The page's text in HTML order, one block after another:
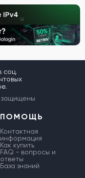
соц.
ПОМОЩЬ
Контактная
информация
Как купить
FAQ - вопросы и
ответы
База знаний